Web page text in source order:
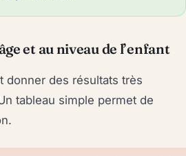
et au niveau de l’enfant
donner des résultats très
tableau simple permet de